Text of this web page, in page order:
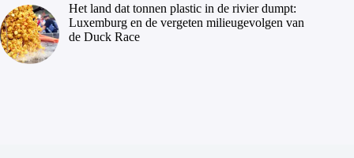
Het land dat tonnen plastic in de rivier dumpt:
Luxemburg en de vergeten milieugevolgen van
de Duck Race